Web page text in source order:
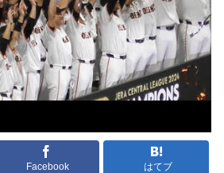
Facebook はてブ